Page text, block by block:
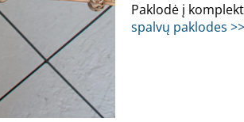
Paklodė į
spalvų paklodes >>